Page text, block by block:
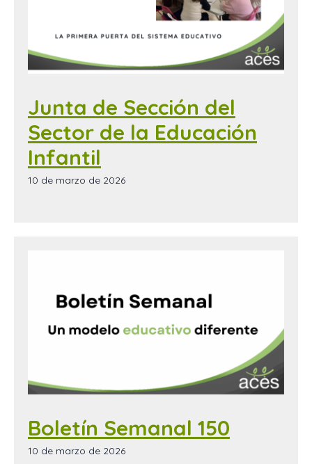
Junta de Sección del
Sector de la Educación
Infantil
10 de marzo de 2026
Boletín Semanal 150
10 de marzo de 2026